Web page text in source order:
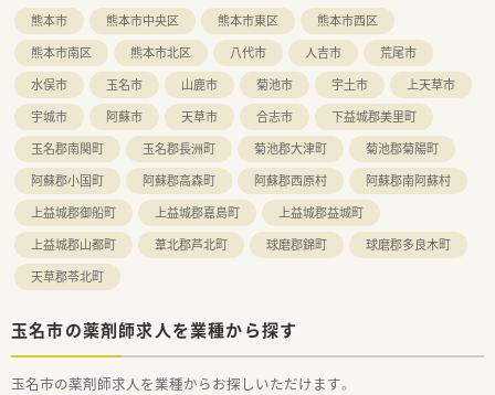
■時間外でも処方箋・OTCの受け取りが可能な“最新のAIロボッ
ト導入の最先端調剤薬局”の開局など、最先端技術を導入した取
り組みを積極的に行っております。
熊本市 熊本市中央区 熊本市東区
熊本市西区
熊本市南区
熊本市北区 八代市 人吉市
荒尾市
水俣市
玉名市 山鹿市 菊池市 宇土市
上天草市
宇城市
阿蘇市 天草市 合志市
下益城郡美里町
玉名郡南関町
玉名郡長洲町 菊池郡大津町
菊池郡菊陽町
阿蘇郡小国町
阿蘇郡高森町 阿蘇郡西原村
阿蘇郡南阿蘇村
上益城郡御船町
上益城郡嘉島町
上益城郡益城町
上益城郡山都町
葦北郡芦北町 球磨郡錦町
球磨郡多良木町
天草郡苓北町
玉名市の薬剤師求人を業種から探す
玉名市の薬剤師求人を業種からお探しいただけます。